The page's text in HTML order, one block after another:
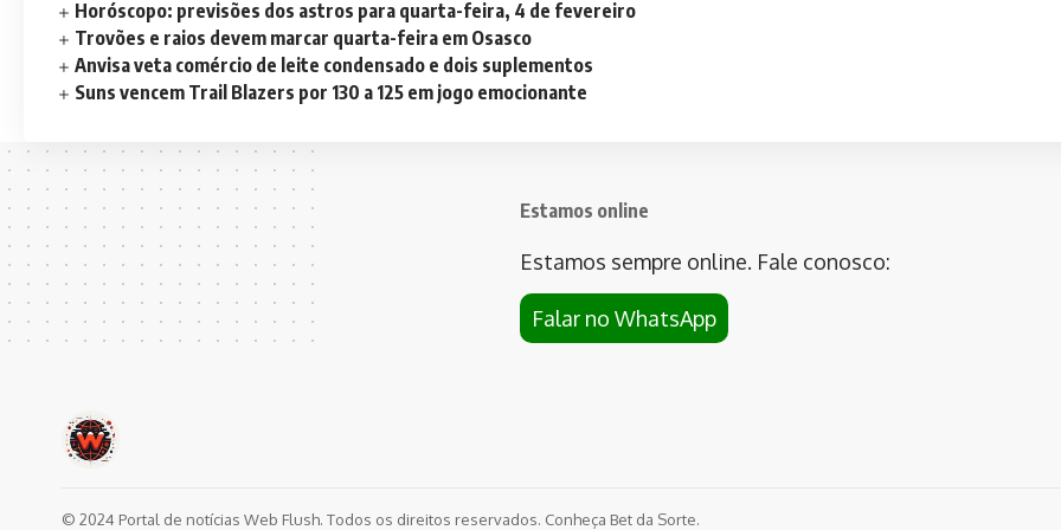
Horóscopo: previsões dos astros para quarta-feira, 4 de fevereiro
Trovões e raios devem marcar quarta-feira em Osasco
Anvisa veta comércio de leite condensado e dois suplementos
Suns vencem Trail Blazers por 130 a 125 em jogo emocionante
Estamos online
Estamos sempre online. Fale conosco:
Falar no WhatsApp
© 2024 Portal de notícias Web Flush. Todos os direitos reservados. Conheça Bet da Sorte.